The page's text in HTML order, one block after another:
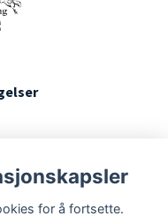
for å fortsette.